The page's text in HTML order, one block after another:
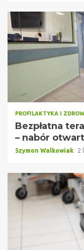
PROFILAKTYKA I
Bezpłatna
– nabór
Szymon Walkowiak 2